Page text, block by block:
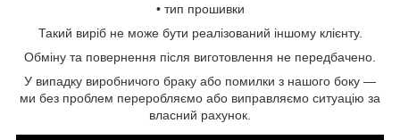
• тип прошивки
Такий виріб не може бути реалізований іншому клієнту.
Обміну та повернення після виготовлення не передбачено.
У випадку виробничого браку або помилки з нашого боку —
ми без проблем переробляємо або виправляємо ситуацію за
власний рахунок.